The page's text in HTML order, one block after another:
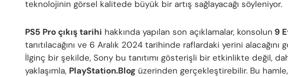
teknolojinin görsel kalitede büyük bir artış sağlayacağı söyleniyor.
PS5 Pro çıkış tarihi hakkında yapılan son açıklamalar, konsolun 9
tanıtılacağını ve 6 Aralık 2024 tarihinde raflardaki yerini alacağını
İlginç bir şekilde, Sony bu tanıtımı gösterişli bir etkinlikte değil,
yaklaşımla, PlayStation.Blog üzerinden gerçekleştirebilir. Bu